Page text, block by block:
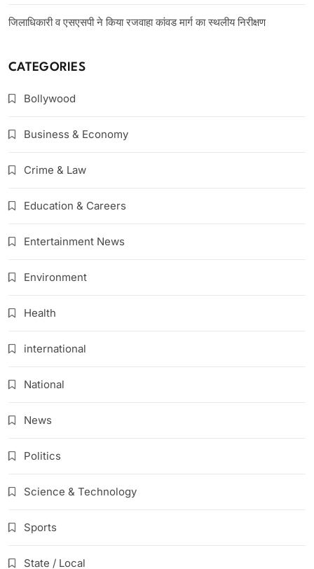
जिलाधिकारी व एसएसपी ने किया रजवाहा कांवड मार्ग का स्थलीय निरीक्षण
CATEGORIES
Bollywood
Business & Economy
Crime & Law
Education & Careers
Entertainment News
Environment
Health
international
National
News
Politics
Science & Technology
Sports
State / Local